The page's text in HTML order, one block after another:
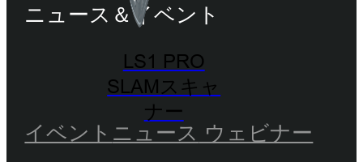
LS1 PRO
SLAMスキャ
ナー
ニュース＆イベント
イベント ニュース ウェビナー